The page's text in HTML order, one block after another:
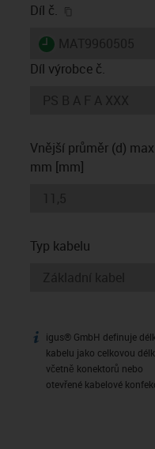
Díl č.
igus-icon-lieferzeit
Díl výrobce č.
Vnější průměr (d)
mm [mm]
Typ kabelu
igus-icon-info
igus® GmbH definuje
kabelu jako celkovou
včetně konektorů nebo
otevřené kabelové